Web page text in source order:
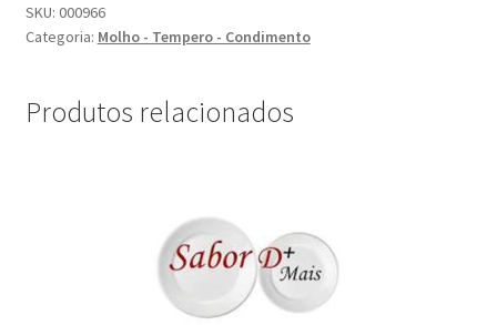
SKU: 000966
Categoria: Molho - Tempero - Condimento
Produtos relacionados